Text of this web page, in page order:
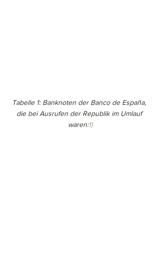
Tabelle 1: Banknoten der Banco de España,
die bei Ausrufen der Republik im Umlauf
waren:1)